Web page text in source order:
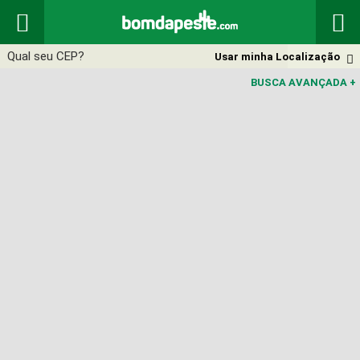
 

Usar minha Localização
BUSCA AVANÇADA +